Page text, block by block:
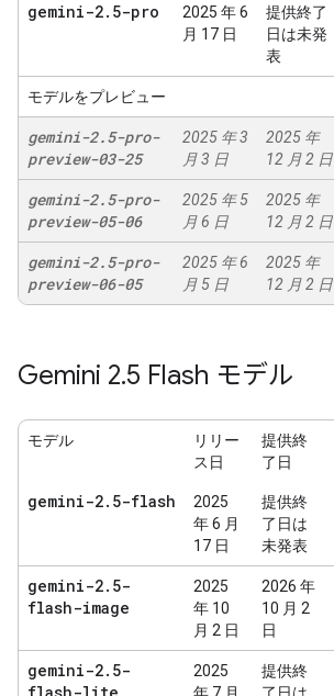
gemini-2. 5-pro
2025 年 6
月 17 日
提供終了
日は未発
表
モデルをプレビュー
gemini-2.5-pro-
preview-03-25
2025 年 3
月 3 日
2025 年
12 月 2 日
gemini-2.5-pro-
preview-05-06
2025 年 5
月 6 日
2025 年
12 月 2 日
gemini-2.5-pro-
preview-06-05
2025 年 6
月 5 日
2025 年
12 月 2 日
Gemini 2.5 Flash モデル
モデル
リリー
ス日
提供終
了日
gemini-2. 5-flash
2025
年 6 月
17 日
提供終
了日は
未発表
gemini-2. 5-
flash-image
2025
年 10
月 2 日
2026 年
10 月 2
日
gemini-2. 5-
2025
提供終